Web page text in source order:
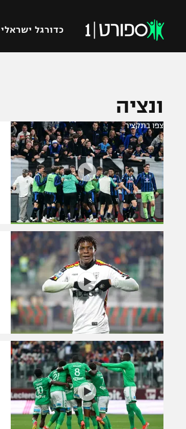
כדורגל ישראלי
רץ ברשת
תוצאות
לוח שידורים
ברחבה
"מעל הליגה" – פודקאסט
"מחצית בשכונה" – פודקאסט
משתתפים וזוכים בפרסים
תקנון משתתפים וזוכים בפרסים
תקנון עבור פעילות אלקטרה
תקנון עבור פעילות ספורט 1 – "מרלן"
טניס
גיימינג E-Sports
תנאי שימוש
מדיניות פרטיות
תקנון פעילות ספורט 1
רשיון להקרנה פומבית לבית עסק
הצטרפות לחבילת הערוצים
ונציה
צפו בתקציר